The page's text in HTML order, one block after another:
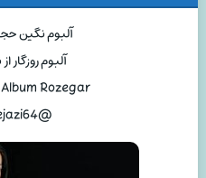
آلبوم نگین
آلبوم روزگار
Rozegar
@neginhejazi64